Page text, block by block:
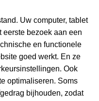
Uw computer, tablet
eerste bezoek aan een
en functionele
goed werkt. En ze
Ook
optimaliseren. Soms
bijhouden, zodat